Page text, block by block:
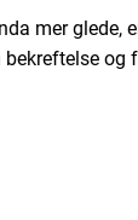
mer glede,
og